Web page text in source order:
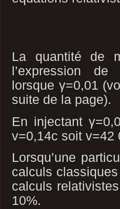
La quantité de
l’expression
lorsque γ=0,01
suite de la page).
En injectant
v=0,14c soit v=42
Lorsqu’une
calculs
calculs
10%.